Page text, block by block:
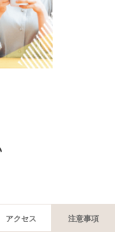
アクセス 注意事項